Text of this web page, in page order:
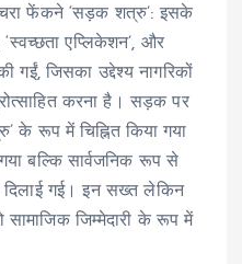
फेंकने ‘सड़क शत्रु’: इसके
‘स्वच्छता एप्लिकेशन’, और
गईं, जिसका उद्देश्य नागरिकों
करना है। सड़क पर
के रूप में चिह्नित किया गया
बल्कि सार्वजनिक रूप से
गई। इन सख्त लेकिन
जिम्मेदारी के रूप में